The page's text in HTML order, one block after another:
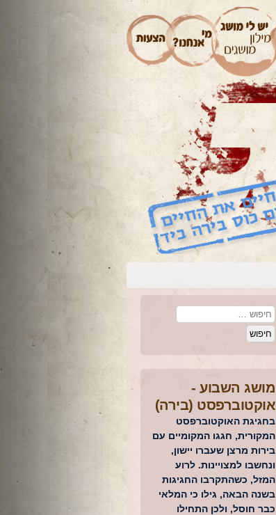
מושג השבוע -
אוקטוברפסט (בירה)
בחגיגת האוקטוברפסט
המקורית, חגגו המקומיים עם
בירות מרצן שעברו יישון,
ונחשבו למצויינות. לרוע
המזל, כשהתקרבו החגיגות
בשנה הבאה, גילו כי המלאי
כבר חוסל, ולכן התחילו